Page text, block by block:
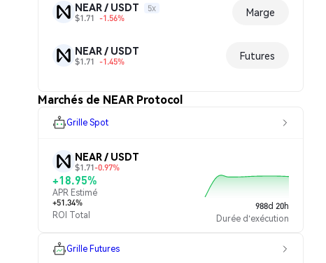
NEAR / USDT
5x
$1.71 -1.56% Marge
NEAR / USDT
$1.71 -1.45% Futures
Marchés de NEAR Protocol
Grille Spot
NEAR / USDT
$1.71-0.97%
+18.95%
APR Estimé
+51.34%
ROI Total
988d 20h
Durée d'exécution
Grille Futures